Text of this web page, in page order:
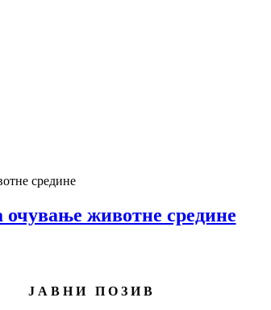
средине
очување животне средине
Ј А В Н И П О З И В